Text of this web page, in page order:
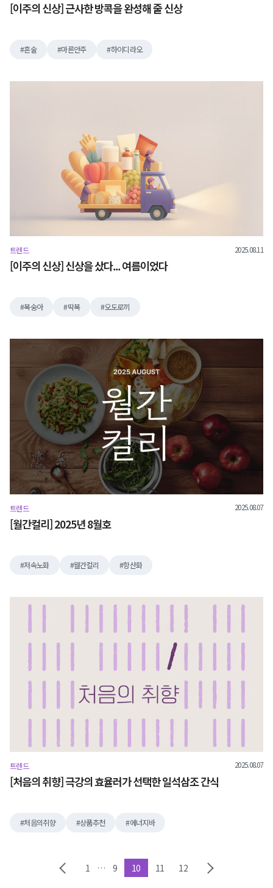
[이주의 신상] 근사한 방콕을 완성해 줄 신상
혼술 마른안주 하이디라오
트렌드 2025.08.11
[이주의 신상] 신상을 샀다... 여름이었다
복숭아 딱복 오도로끼
트렌드 2025.08.07
[월간컬리] 2025년 8월호
저속노화 월간컬리 항산화
트렌드 2025.08.07
[처음의 취향] 극강의 효율러가 선택한 일석삼조 간식
처음의취향 상품추천 에너지바
1 … 9 10 11 12